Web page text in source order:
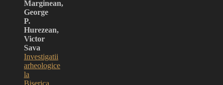
Marginean,
George
P.
Hurezean,
Victor
Sava
Investigatii
arheologice
la
Biserica